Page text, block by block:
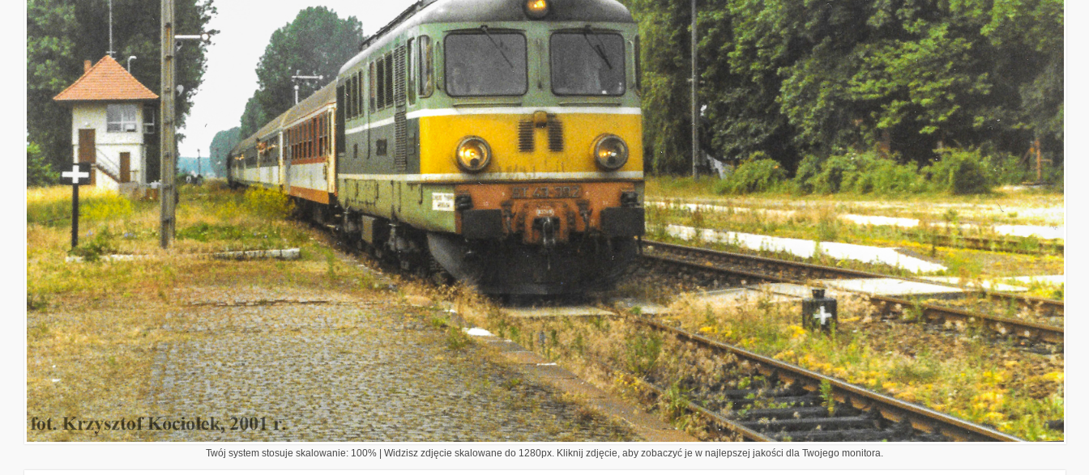
Twój system stosuje skalowanie: 100% | Widzisz zdjęcie skalowane do 1280px. Kliknij zdjęcie, aby zobaczyć je w najlepszej jakości dla Twojego monitora.